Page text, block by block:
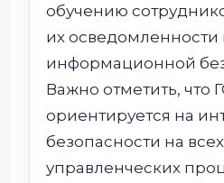
обучению
их осведомленности
информационной
Важно отметить, что
ориентируется на
безопасности на
управленческих